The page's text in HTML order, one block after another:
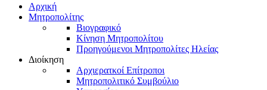
Αρχική
Μητροπολίτης
Βιογραφικό
Κίνηση Μητροπολίτου
Προηγούμενοι Μητροπολίτες Ηλείας
Διοίκηση
Αρχιερατκοί Επίτροποι
Μητροπολιτικό Συμβούλιο